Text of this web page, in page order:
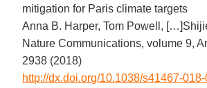
mitigation for Paris climate targets
Anna B. Harper, Tom Powell,
Nature Communications, volume 9,
2938 (2018)
http://dx.doi.org/10.1038/s41467-